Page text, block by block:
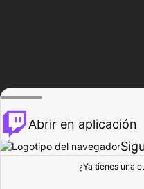
Explorar
Abrir en aplicación
¿Ya tienes una